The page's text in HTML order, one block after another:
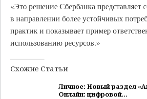
«Это решение Сбербанка
в направлении более устойчивых
практик и показывает пример
использованию ресурсов.»
Схожие Статьи
Личное: Новый раздел
Онлайн: цифровой…